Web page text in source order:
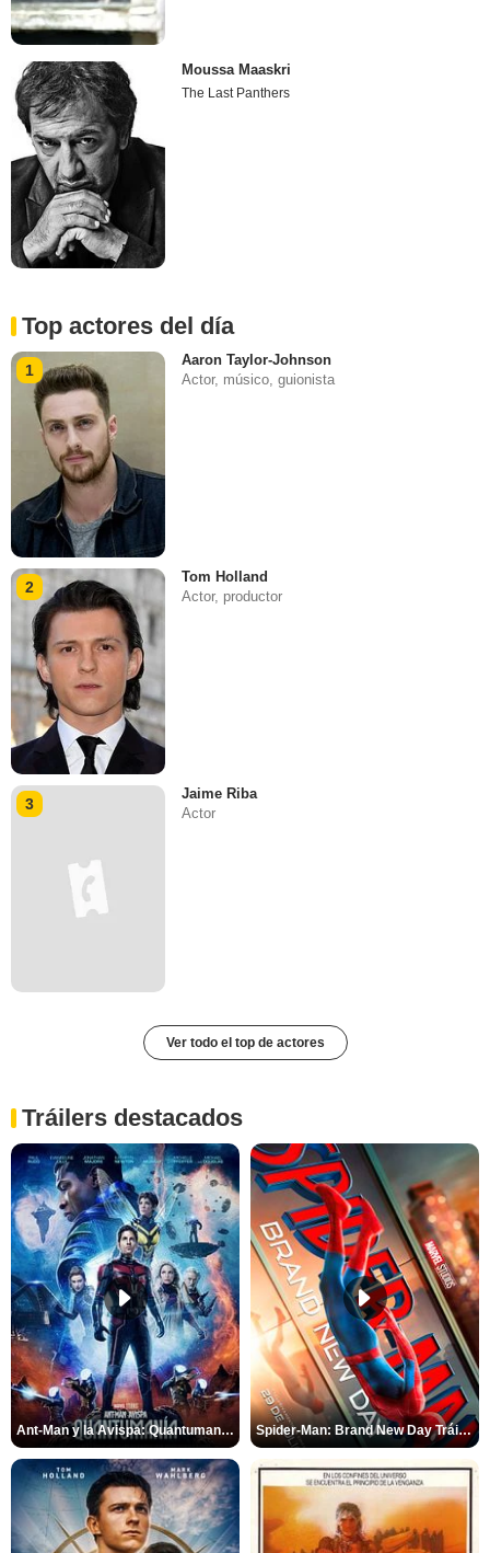
Moussa Maaskri
The Last Panthers
Top actores del día
1
Aaron Taylor-Johnson
Actor, músico, guionista
2
Tom Holland
Actor, productor
3
Jaime Riba
Actor
Ver todo el top de actores
Tráilers destacados
Ant-Man y la Avispa: Quantumanía Tráiler (2) Spider-Man: Brand New Day Tráiler (3)